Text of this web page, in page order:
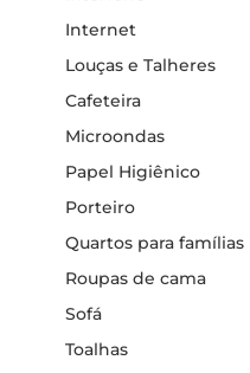
Internet
Louças e Talheres
Cafeteira
Microondas
Papel Higiênico
Porteiro
Quartos para famílias
Roupas de cama
Sofá
Toalhas